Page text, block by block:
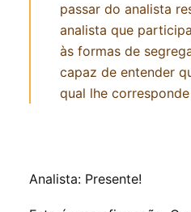
passar do analista
analista que
às formas de
capaz de entender
qual lhe
Analista: Presente!